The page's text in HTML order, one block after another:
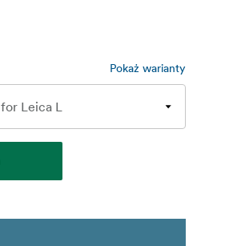
Pokaż warianty